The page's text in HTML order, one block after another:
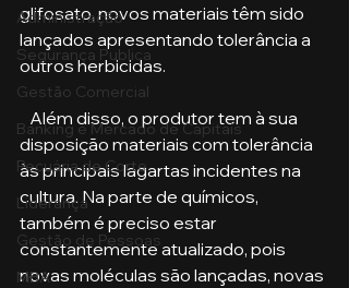
Administração
Segurança Publica
Gestão Comercial
Banking e Mercado de Capitais
Pecuária de Corte
Liderança
Gestão de Pessoas
MBA
glifosato, novos materiais têm sido
lançados apresentando tolerância a
outros herbicidas.
   Além disso, o produtor tem à sua
disposição materiais com tolerância
às principais lagartas incidentes na
cultura. Na parte de químicos,
também é preciso estar
constantemente atualizado, pois
novas moléculas são lançadas, novas